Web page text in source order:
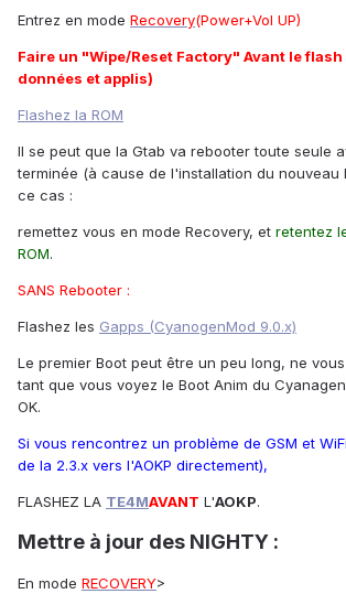
Entrez en mode Recovery(Power+Vol UP)
Faire un "Wipe/Reset Factory" Avant le flash
données et applis)
Flashez la ROM
Il se peut que la Gtab va rebooter toute seule
terminée (à cause de l'installation du nouveau
ce cas :
remettez vous en mode Recovery, et retentez
ROM.
SANS Rebooter :
Flashez les Gapps (CyanogenMod 9.0.x)
Le premier Boot peut être un peu long, ne
tant que vous voyez le Boot Anim du
OK.
Si vous rencontrez un problème de GSM et
de la 2.3.x vers l'AOKP directement),
FLASHEZ LA TE4MAVANT L'AOKP.
Mettre à jour des NIGHTY :
En mode RECOVERY>